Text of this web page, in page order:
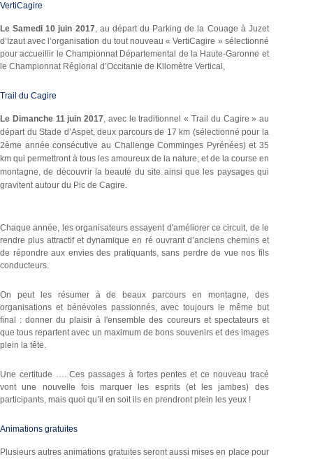
VertiCagire
Le Samedi 10 juin 2017, au départ du Parking de la Couage à Juzet
d’Izaut avec l’organisation du tout nouveau « VertiCagire » sélectionné
pour accueillir le Championnat Départemental de la Haute-Garonne et
le Championnat Régional d’Occitanie de Kilomètre Vertical,
Trail du Cagire
Le Dimanche 11 juin 2017, avec le traditionnel « Trail du Cagire » au
départ du Stade d’Aspet, deux parcours de 17 km (sélectionné pour la
2ème année consécutive au Challenge Comminges Pyrénées) et 35
km qui permettront à tous les amoureux de la nature, et de la course en
montagne, de découvrir la beauté du site ainsi que les paysages qui
gravitent autour du Pic de Cagire.
Chaque année, les organisateurs essayent d'améliorer ce circuit, de le
rendre plus attractif et dynamique en ré ouvrant d’anciens chemins et
de répondre aux envies des pratiquants, sans perdre de vue nos fils
conducteurs.
On peut les résumer à de beaux parcours en montagne, des
organisations et bénévoles passionnés, avec toujours le même but
final : donner du plaisir à l'ensemble des coureurs et spectateurs et
que tous repartent avec un maximum de bons souvenirs et des images
plein la tête.
Une certitude …. Ces passages à fortes pentes et ce nouveau tracé
vont une nouvelle fois marquer les esprits (et les jambes) des
participants, mais quoi qu’il en soit ils en prendront plein les yeux !
Animations gratuites
Plusieurs autres animations gratuites seront aussi mises en place pour